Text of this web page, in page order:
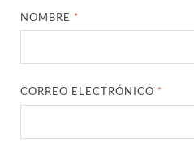
NOMBRE *
CORREO ELECTRÓNICO *